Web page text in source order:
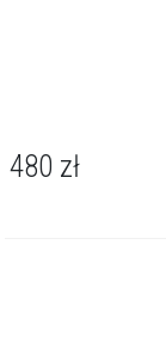
480 zł